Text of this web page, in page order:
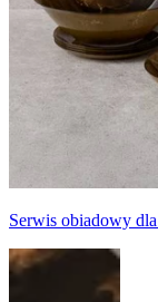
Serwis obiadowy